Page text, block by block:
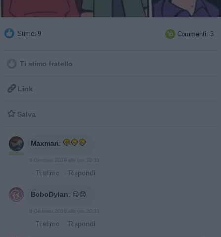
Stime: 9  Commenti: 3
Ti stimo fratello
 Link
 Salva
Maxmari:
8 Gennaio 2019 alle ore 20:31
· Ti stimo · Rispondi
BoboDylan: 😔😟
8 Gennaio 2019 alle ore 20:31
· Ti stimo · Rispondi